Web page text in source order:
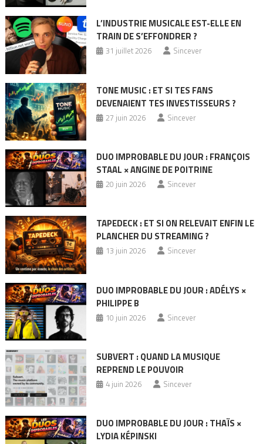
L’INDUSTRIE MUSICALE EST-ELLE EN
TRAIN DE S’EFFONDRER ?
31 juillet 2026 Sincever
TONE MUSIC : ET SI TES FANS
DEVENAIENT TES INVESTISSEURS ?
27 juin 2026 Sincever
DUO IMPROBABLE DU JOUR : FRANÇOIS
STAAL × ANGINE DE POITRINE
20 juin 2026 Sincever
TAPEDECK : ET SI ON RELEVAIT ENFIN LE
PLANCHER DU STREAMING ?
13 juin 2026 Sincever
DUO IMPROBABLE DU JOUR : ADÉLYS ×
PHILIPPE B
10 juin 2026 Sincever
SUBVERT : QUAND LA MUSIQUE
REPREND LE POUVOIR
4 juin 2026 Sincever
DUO IMPROBABLE DU JOUR : THAÏS ×
LYDIA KÉPINSKI